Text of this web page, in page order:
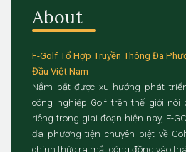
About
F-Golf Tổ Hợp Truyền Thông Đa
Đầu Việt Nam
Nắm bắt được xu hướng phát
công nghiệp Golf trên thế giới nói
riêng trong giai đoạn hiện nay, F-
đa phương tiện chuyên biệt về
chính thức ra mắt cộng đồng vào